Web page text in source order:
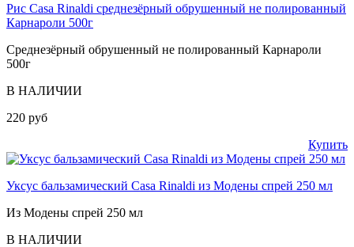
Рис Casa Rinaldi среднезёрный обрушенный не полированный
Карнароли 500г
Среднезёрный обрушенный не полированный Карнароли
500г
В НАЛИЧИИ
220 руб
Купить
Уксус бальзамический Casa Rinaldi из Модены спрей 250 мл
Из Модены спрей 250 мл
В НАЛИЧИИ